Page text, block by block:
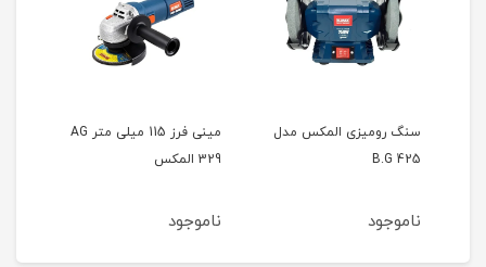
سنگ رومیزی المکس مدل
B.G 425
ناموجود
مینی فرز 115 میلی متر AG
329 المکس
ناموجود